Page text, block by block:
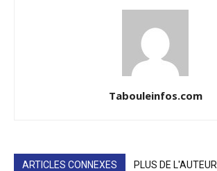
Tabouleinfos.com
ARTICLES CONNEXES PLUS DE L'AUTEUR